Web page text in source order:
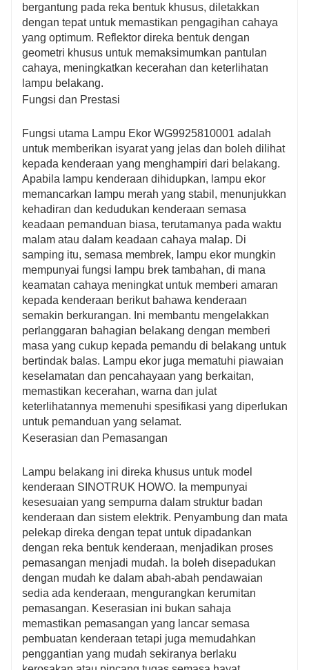
bergantung pada reka bentuk khusus, diletakkan
dengan tepat untuk memastikan pengagihan cahaya
yang optimum. Reflektor direka bentuk dengan
geometri khusus untuk memaksimumkan pantulan
cahaya, meningkatkan kecerahan dan keterlihatan
lampu belakang.
Fungsi dan Prestasi
Fungsi utama Lampu Ekor WG9925810001 adalah
untuk memberikan isyarat yang jelas dan boleh dilihat
kepada kenderaan yang menghampiri dari belakang.
Apabila lampu kenderaan dihidupkan, lampu ekor
memancarkan lampu merah yang stabil, menunjukkan
kehadiran dan kedudukan kenderaan semasa
keadaan pemanduan biasa, terutamanya pada waktu
malam atau dalam keadaan cahaya malap. Di
samping itu, semasa membrek, lampu ekor mungkin
mempunyai fungsi lampu brek tambahan, di mana
keamatan cahaya meningkat untuk memberi amaran
kepada kenderaan berikut bahawa kenderaan
semakin berkurangan. Ini membantu mengelakkan
perlanggaran bahagian belakang dengan memberi
masa yang cukup kepada pemandu di belakang untuk
bertindak balas. Lampu ekor juga mematuhi piawaian
keselamatan dan pencahayaan yang berkaitan,
memastikan kecerahan, warna dan julat
keterlihatannya memenuhi spesifikasi yang diperlukan
untuk pemanduan yang selamat.
Keserasian dan Pemasangan
Lampu belakang ini direka khusus untuk model
kenderaan SINOTRUK HOWO. Ia mempunyai
kesesuaian yang sempurna dalam struktur badan
kenderaan dan sistem elektrik. Penyambung dan mata
pelekap direka dengan tepat untuk dipadankan
dengan reka bentuk kenderaan, menjadikan proses
pemasangan menjadi mudah. Ia boleh disepadukan
dengan mudah ke dalam abah-abah pendawaian
sedia ada kenderaan, mengurangkan kerumitan
pemasangan. Keserasian ini bukan sahaja
memastikan pemasangan yang lancar semasa
pembuatan kenderaan tetapi juga memudahkan
penggantian yang mudah sekiranya berlaku